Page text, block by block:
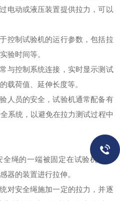
动或液压装置提供拉力，可以
制试验机的运行参数，包括拉
验时间等。
控制系统连接，实时显示测试
载荷值、延伸长度等。
员的安全，试验机通常配备有
系统，以避免在拉力测试过程中
的一端被固定在试验机的一
器的装置进行拉伸。
安全绳施加一定的拉力，并逐